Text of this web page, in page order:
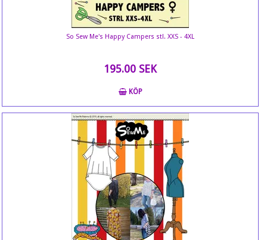
So Sew Me's Happy Campers stl. XXS - 4XL
195.00 SEK
KÖP